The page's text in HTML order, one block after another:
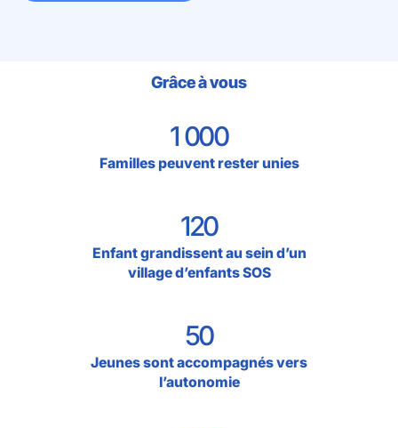
Grâce à vous
1 000
Familles peuvent rester unies
120
Enfant grandissent au sein d’un
village d’enfants SOS
50
Jeunes sont accompagnés vers
l’autonomie